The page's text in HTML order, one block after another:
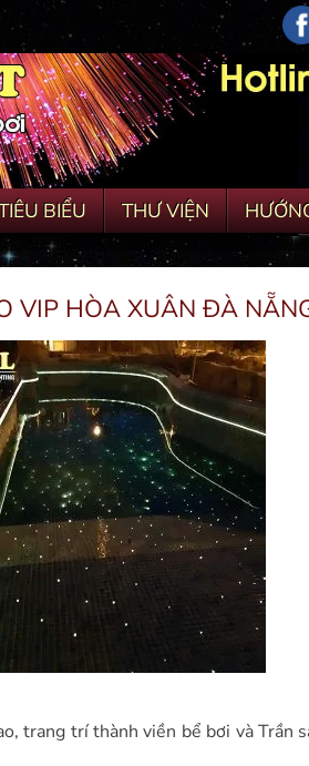
BIỂU THƯ VIỆN
VIP HÒA XUÂN ĐÀ
trang trí thành viền bể bơi và Trần